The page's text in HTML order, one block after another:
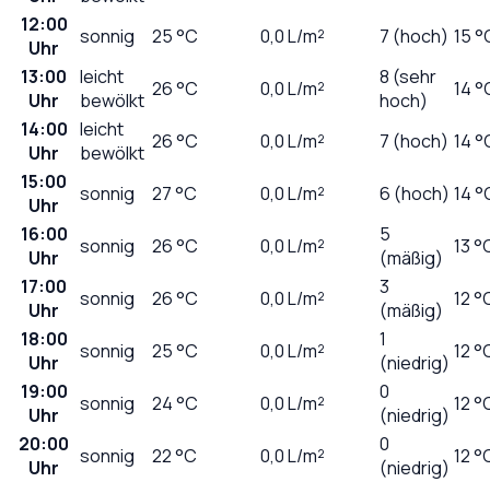
12:00
Uhr
sonnig 25°C 0,0L/m² 7 (hoch) 15
13:00
Uhr
leicht
bewölkt 26°C 0,0L/m²
8 (sehr
hoch)
14
14:00
Uhr
leicht
bewölkt 26°C 0,0L/m² 7 (hoch) 14
15:00
Uhr
sonnig 27°C 0,0L/m² 6 (hoch) 14
16:00
Uhr
sonnig 26°C 0,0L/m²
5
(mäßig) 13
17:00
Uhr
sonnig 26°C 0,0L/m²
3
(mäßig) 12
18:00
Uhr
sonnig 25°C 0,0L/m²
1
(niedrig) 12
19:00
Uhr
sonnig 24°C 0,0L/m²
0
(niedrig) 12
20:00
Uhr
sonnig 22°C 0,0L/m²
0
(niedrig) 12